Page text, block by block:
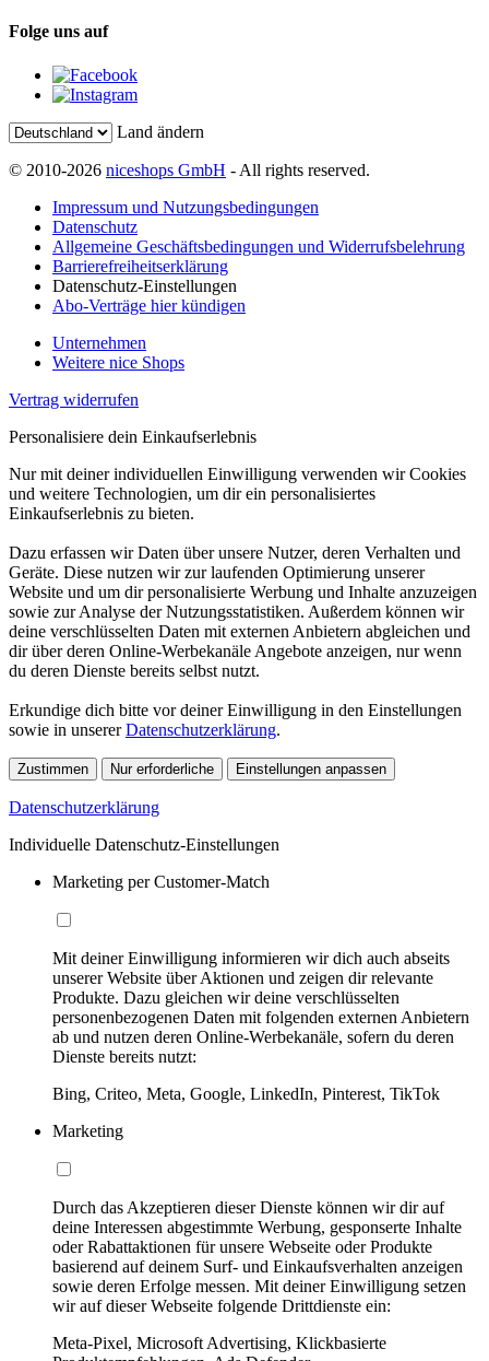
Folge uns auf
Land ändern
© 2010-2026 niceshops GmbH - All rights reserved.
Impressum und Nutzungsbedingungen
Datenschutz
Allgemeine Geschäftsbedingungen und Widerrufsbelehrung
Barrierefreiheitserklärung
Datenschutz-Einstellungen
Abo-Verträge hier kündigen
Unternehmen
Weitere nice Shops
Vertrag widerrufen
Personalisiere dein Einkaufserlebnis
Nur mit deiner individuellen Einwilligung verwenden wir Cookies
und weitere Technologien, um dir ein personalisiertes
Einkaufserlebnis zu bieten.
Dazu erfassen wir Daten über unsere Nutzer, deren Verhalten und
Geräte. Diese nutzen wir zur laufenden Optimierung unserer
Website und um dir personalisierte Werbung und Inhalte anzuzeigen
sowie zur Analyse der Nutzungsstatistiken. Außerdem können wir
deine verschlüsselten Daten mit externen Anbietern abgleichen und
dir über deren Online-Werbekanäle Angebote anzeigen, nur wenn
du deren Dienste bereits selbst nutzt.
Erkundige dich bitte vor deiner Einwilligung in den Einstellungen
sowie in unsererDatenschutzerklärung.
Zustimmen Nur erforderliche Einstellungen anpassen
Datenschutzerklärung
Individuelle Datenschutz-Einstellungen
Marketing per Customer-Match
Mit deiner Einwilligung informieren wir dich auch abseits
unserer Website über Aktionen und zeigen dir relevante
Produkte. Dazu gleichen wir deine verschlüsselten
personenbezogenen Daten mit folgenden externen Anbietern
ab und nutzen deren Online-Werbekanäle, sofern du deren
Dienste bereits nutzt:
Bing, Criteo, Meta, Google, LinkedIn, Pinterest, TikTok
Marketing
Durch das Akzeptieren dieser Dienste können wir dir auf
deine Interessen abgestimmte Werbung, gesponserte Inhalte
oder Rabattaktionen für unsere Webseite oder Produkte
basierend auf deinem Surf- und Einkaufsverhalten anzeigen
sowie deren Erfolge messen. Mit deiner Einwilligung setzen
wir auf dieser Webseite folgende Drittdienste ein:
Meta-Pixel, Microsoft Advertising, Klickbasierte